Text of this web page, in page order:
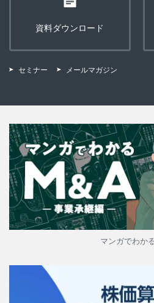
資料ダウンロード
セミナー メールマガジン
マンガでわか